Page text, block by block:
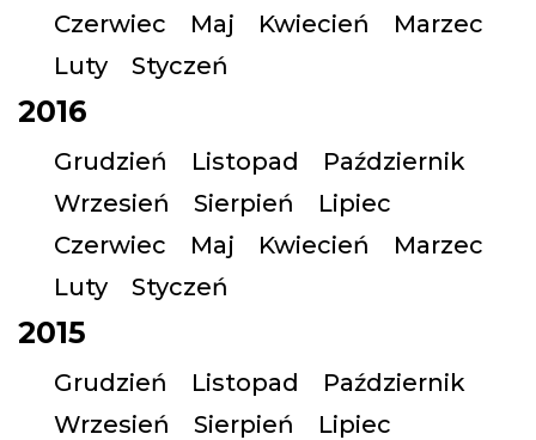
Czerwiec
Maj Kwiecień
Marzec
Luty
Styczeń
2016
Grudzień Listopad
Październik
Wrzesień
Sierpień
Lipiec
Czerwiec
Maj Kwiecień
Marzec
Luty
Styczeń
2015
Grudzień Listopad
Październik
Wrzesień
Sierpień
Lipiec